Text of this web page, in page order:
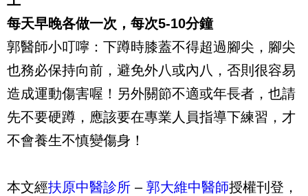
每天早晚各做一次，每次5-10分鐘
郭醫師小叮嚀：下蹲時膝蓋不得超過腳尖，腳尖
也務必保持向前，避免外八或內八，否則很容易
造成運動傷害喔！另外關節不適或年長者，也請
先不要硬蹲，應該要在專業人員指導下練習，才
不會養生不慎變傷身！
本文經扶原中醫診所 – 郭大維中醫師授權刊登，